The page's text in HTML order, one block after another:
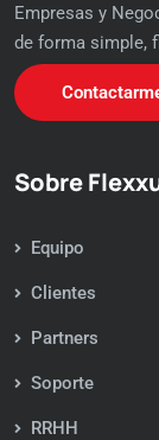
Empresas y
de forma simple,
Sobre
Equipo
Clientes
Partners
Soporte
RRHH